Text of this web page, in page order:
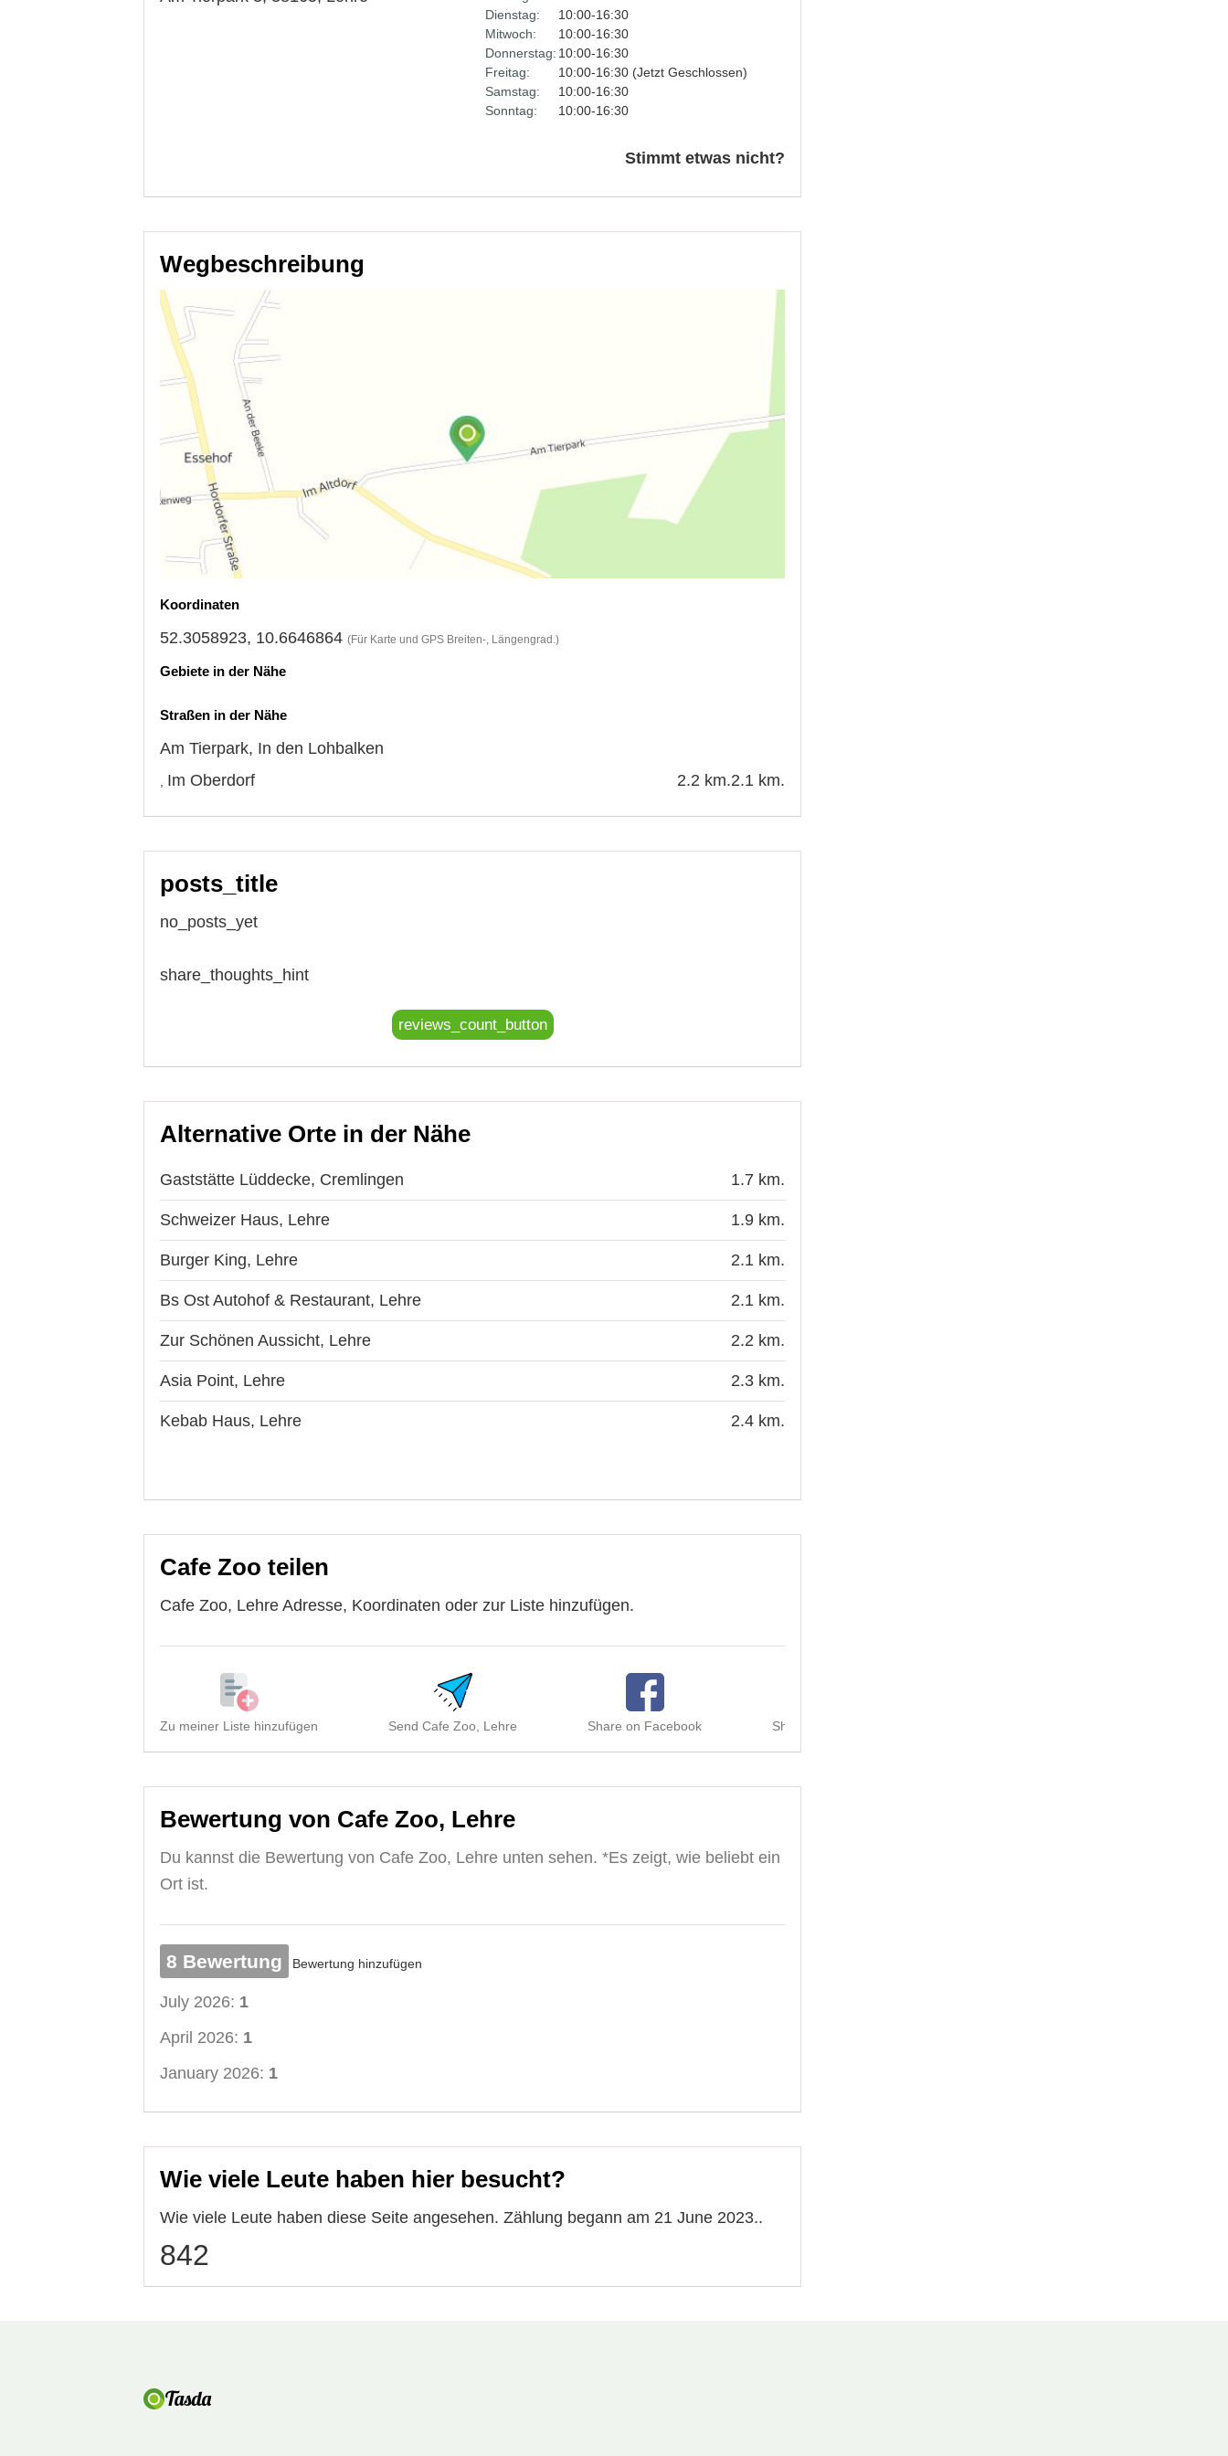
Dienstag:
10:00-16:30
Mitwoch:
10:00-16:30
Donnerstag: 10:00-16:30
Freitag:
10:00-16:30 (Jetzt Geschlossen)
Samstag:
10:00-16:30
Sonntag:
10:00-16:30
Stimmt etwas nicht?
Wegbeschreibung
Koordinaten
52.3058923, 10.6646864 (Für Karte und GPS Breiten-, Längengrad.)
Gebiete in der Nähe
Straßen in der Nähe
Am Tierpark, In den Lohbalken
2.1 km.
Im Oberdorf 2.2 km.
posts_title
no_posts_yet
share_thoughts_hint
reviews_count_button
Alternative Orte in der Nähe
Gaststätte Lüddecke, Cremlingen 1.7 km.
Schweizer Haus, Lehre 1.9 km.
Burger King, Lehre 2.1 km.
Bs Ost Autohof & Restaurant, Lehre 2.1 km.
Zur Schönen Aussicht, Lehre 2.2 km.
Asia Point, Lehre 2.3 km.
Kebab Haus, Lehre 2.4 km.
Cafe Zoo teilen
Cafe Zoo, Lehre Adresse, Koordinaten oder zur Liste hinzufügen.
Zu meiner Liste hinzufügen Send Cafe Zoo, Lehre Share on Facebook Share on Twitter
Bewertung von Cafe Zoo, Lehre
Du kannst die Bewertung von Cafe Zoo, Lehre unten sehen. *Es zeigt, wie beliebt ein
Ort ist.
8 Bewertung Bewertung hinzufügen
July 2026: 1
April 2026: 1
January 2026: 1
Wie viele Leute haben hier besucht?
Wie viele Leute haben diese Seite angesehen. Zählung begann am 21 June 2023..
842